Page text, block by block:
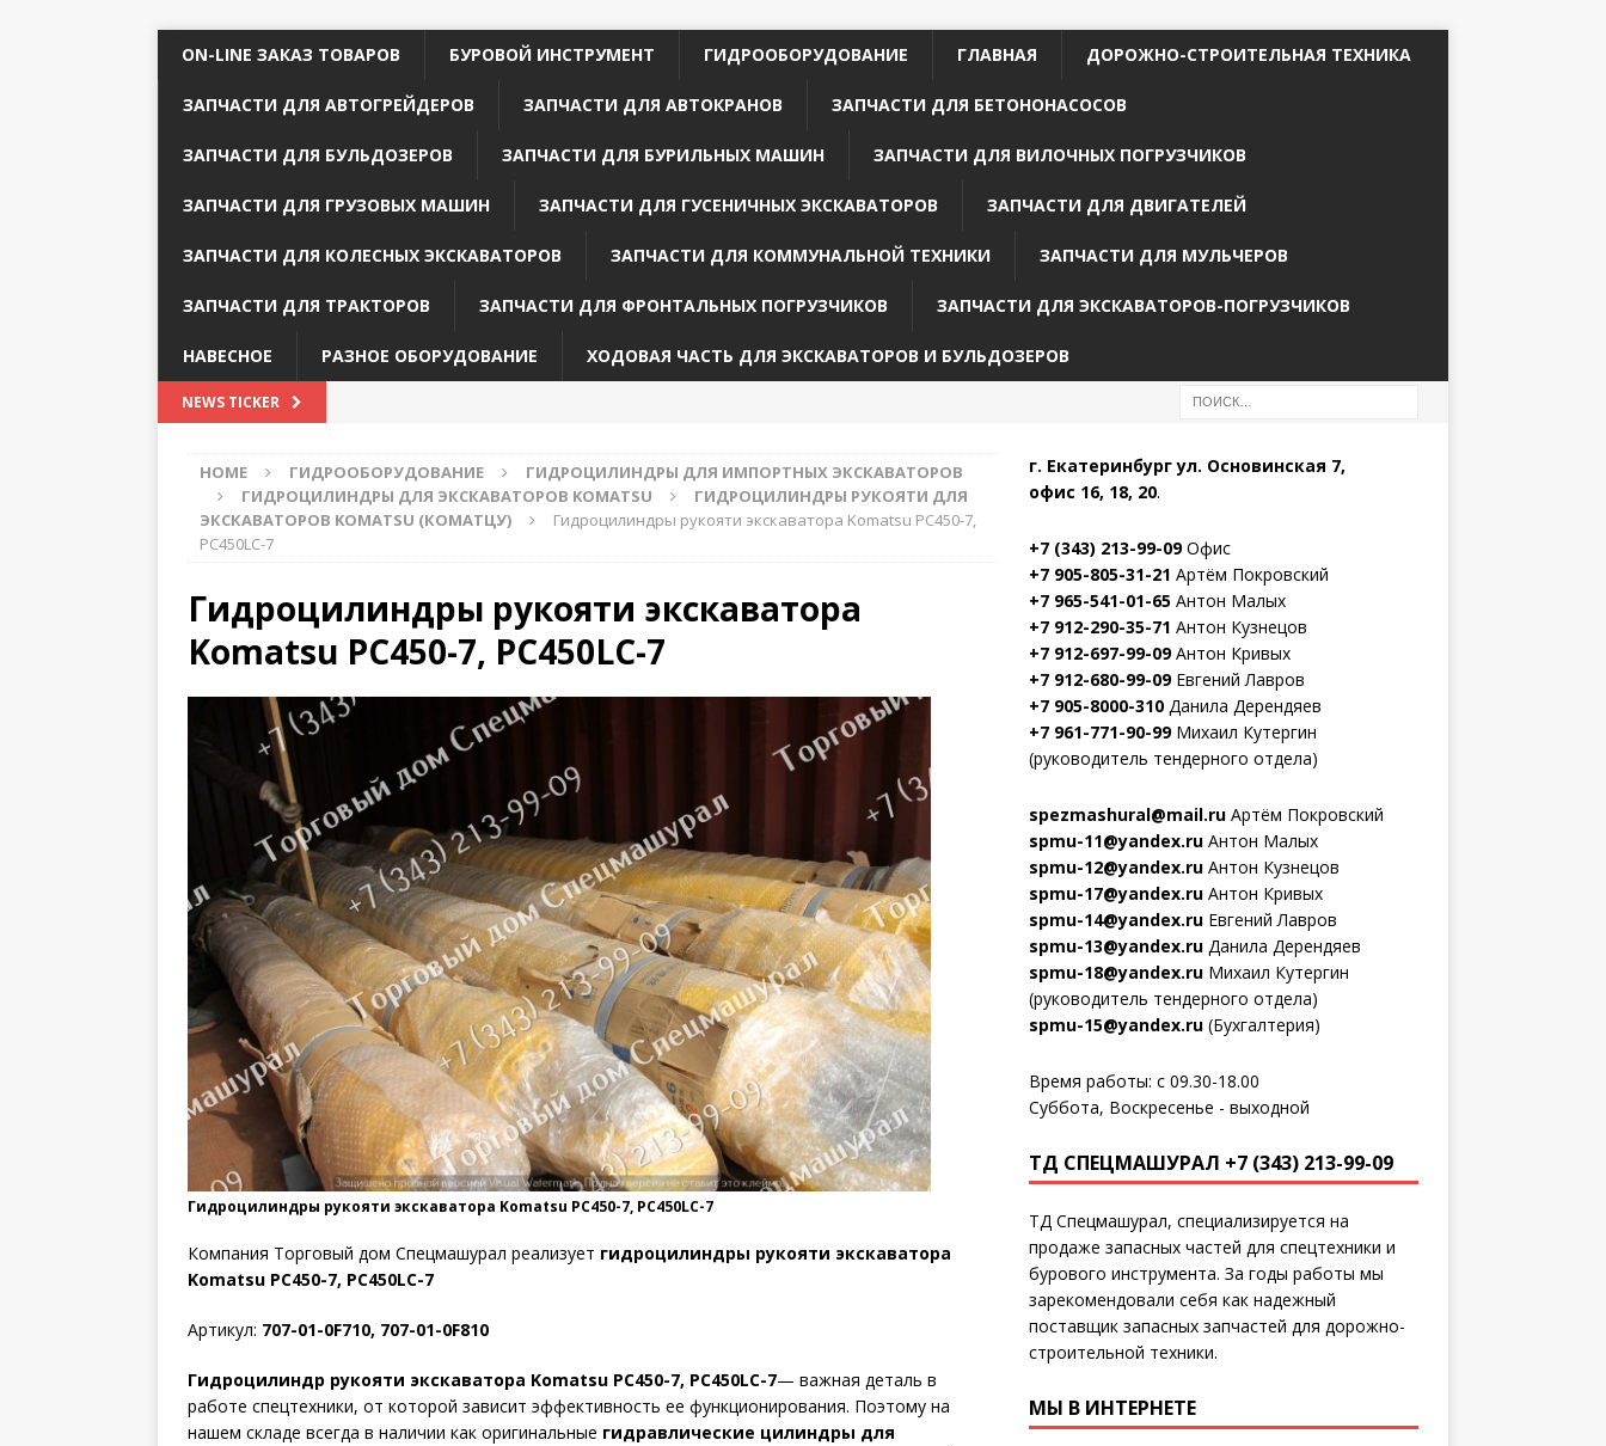
ON-LINE ЗАКАЗ ТОВАРОВ БУРОВОЙ ИНСТРУМЕНТ ГИДРООБОРУДОВАНИЕ ГЛАВНАЯ ДОРОЖНО-СТРОИТЕЛЬНАЯ ТЕХНИКА
ЗАПЧАСТИ ДЛЯ АВТОГРЕЙДЕРОВ ЗАПЧАСТИ ДЛЯ АВТОКРАНОВ ЗАПЧАСТИ ДЛЯ БЕТОНОНАСОСОВ
ЗАПЧАСТИ ДЛЯ БУЛЬДОЗЕРОВ ЗАПЧАСТИ ДЛЯ БУРИЛЬНЫХ МАШИН ЗАПЧАСТИ ДЛЯ ВИЛОЧНЫХ ПОГРУЗЧИКОВ
ЗАПЧАСТИ ДЛЯ ГРУЗОВЫХ МАШИН ЗАПЧАСТИ ДЛЯ ГУСЕНИЧНЫХ ЭКСКАВАТОРОВ ЗАПЧАСТИ ДЛЯ ДВИГАТЕЛЕЙ
ЗАПЧАСТИ ДЛЯ КОЛЕСНЫХ ЭКСКАВАТОРОВ ЗАПЧАСТИ ДЛЯ КОММУНАЛЬНОЙ ТЕХНИКИ ЗАПЧАСТИ ДЛЯ МУЛЬЧЕРОВ
ЗАПЧАСТИ ДЛЯ ТРАКТОРОВ ЗАПЧАСТИ ДЛЯ ФРОНТАЛЬНЫХ ПОГРУЗЧИКОВ ЗАПЧАСТИ ДЛЯ ЭКСКАВАТОРОВ-ПОГРУЗЧИКОВ
НАВЕСНОЕ РАЗНОЕ ОБОРУДОВАНИЕ ХОДОВАЯ ЧАСТЬ ДЛЯ ЭКСКАВАТОРОВ И БУЛЬДОЗЕРОВ
NEWS TICKER
HOME ГИДРООБОРУДОВАНИЕ
ГИДРОЦИЛИНДРЫ ДЛЯ ИМПОРТНЫХ ЭКСКАВАТОРОВ
ГИДРОЦИЛИНДРЫ ДЛЯ ЭКСКАВАТОРОВ KOMATSU
ГИДРОЦИЛИНДРЫ РУКОЯТИ ДЛЯ
ЭКСКАВАТОРОВ KOMATSU (КОМАТЦУ)
Гидроцилиндры рукояти экскаватора Komatsu PC450-7,
PC450LC-7
Гидроцилиндры рукояти экскаватора
Komatsu PC450-7, PC450LC-7
Гидроцилиндры рукояти экскаватора Komatsu PC450-7, PC450LC-7
Компания Торговый дом Спецмашурал реализует гидроцилиндры рукояти экскаватора
Komatsu PC450-7, PC450LC-7
Артикул: 707-01-0F710, 707-01-0F810
Гидроцилиндр рукояти экскаватора Komatsu PC450-7, PC450LC-7— важная деталь в
работе спецтехники, от которой зависит эффективность ее функционирования. Поэтому на
нашем складе всегда в наличии как оригинальные гидравлические цилиндры для
г. Екатеринбург ул. Основинская 7,
офис 16, 18, 20.
+7 (343) 213-99-09Офис
+7 905-805-31-21 Артём Покровский
+7 965-541-01-65Антон Малых
+7 912-290-35-71 Антон Кузнецов
+7 912-697-99-09Антон Кривых
+7 912-680-99-09Евгений Лавров
+7 905-8000-310Данила Дерендяев
+7 961-771-90-99Михаил Кутергин
(руководитель тендерного отдела)
spezmashural@mail.ruАртём Покровский
spmu-11@yandex.ruАнтон Малых
spmu-12@yandex.ruАнтон Кузнецов
spmu-17@yandex.ruАнтон Кривых
spmu-14@yandex.ruЕвгений Лавров
spmu-13@yandex.ruДанила Дерендяев
spmu-18@yandex.ruМихаил Кутергин
(руководитель тендерного отдела)
spmu-15@yandex.ru(Бухгалтерия)
Время работы: с 09.30-18.00
Суббота, Воскресенье - выходной
ТД СПЕЦМАШУРАЛ +7 (343) 213-99-09
ТД Спецмашурал, специализируется на
продаже запасных частей для спецтехники и
бурового инструмента. За годы работы мы
зарекомендовали себя как надежный
поставщик запасных запчастей для дорожно-
строительной техники.
МЫ В ИНТЕРНЕТЕ